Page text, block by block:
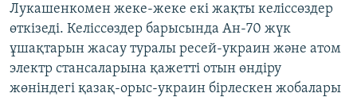
Басқа тілдерде
Лукашенкомен жеке-жеке екі жақты келіссөздер
өткізеді. Келіссөздер барысында Ан-70 жүк
ұшақтарын жасау туралы ресей-украин және атом
электр стансаларына қажетті отын өндіру
жөніндегі қазақ-орыс-украин бірлескен жобалары